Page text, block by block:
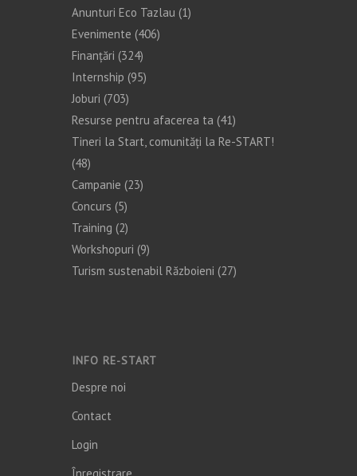
Anunturi Eco Tazlau (1)
Evenimente (406)
Finanţări (324)
Internship (95)
Joburi (703)
Resurse pentru afacerea ta (41)
Tineri la Start, comunități la Re-START!
(48)
Campanie (23)
Concurs (5)
Training (2)
Workshopuri (9)
Turism sustenabil Războieni (27)
INFO RE-START
Despre noi
Contact
Login